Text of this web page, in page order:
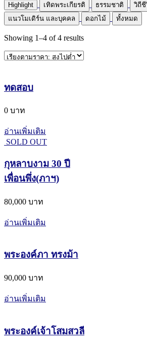
Highlight เทิดพระเกียรติ ธรรมชาติ วิถีชี
แนวโมเดิร์น และบุคคล
ดอกไม้ ทั้งหมด
Showing 1–4 of4 results
ทดสอบ
0 บาท
อ่านเพิ่มเติม
SOLD OUT
กุหลาบงาม 30 ปี
เพื่อนพึ่ง(ภาฯ)
80,000 บาท
อ่านเพิ่มเติม
พระองค์ภา ทรงม้า
90,000 บาท
อ่านเพิ่มเติม
พระองค์เจ้าโสมสวลี